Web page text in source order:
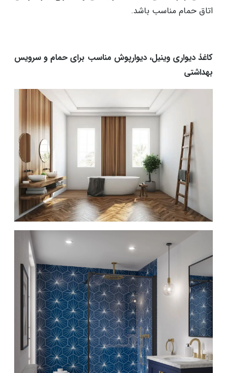
اتاق حمام مناسب باشد.
کاغذ دیواری وینیل، دیوارپوش مناسب برای حمام و سرویس
بهداشتی